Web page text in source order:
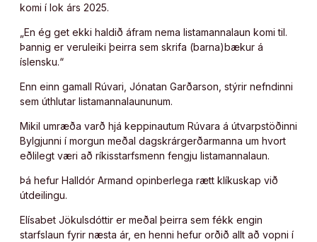
komi í lok árs 2025.
„En ég get ekki haldið áfram nema listamannalaun komi til.
Þannig er veruleiki þeirra sem skrifa (barna)bækur á
íslensku.“
Enn einn gamall Rúvari, Jónatan Garðarson, stýrir nefndinni
sem úthlutar listamannalaununum.
Mikil umræða varð hjá keppinautum Rúvara á útvarpstöðinni
Bylgjunni í morgun meðal dagskrárgerðarmanna um hvort
eðlilegt væri að ríkisstarfsmenn fengju listamannalaun.
Þá hefur Halldór Armand opinberlega rætt klíkuskap við
útdeilingu.
Elísabet Jökulsdóttir er meðal þeirra sem fékk engin
starfslaun fyrir næsta ár, en henni hefur orðið allt að vopni í